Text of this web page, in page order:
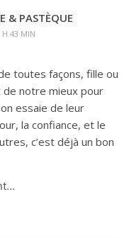
& PASTÈQUE
H 43 MIN
toutes façons, fille ou
de notre mieux pour
essaie de leur
la confiance, et le
c’est déjà un bon